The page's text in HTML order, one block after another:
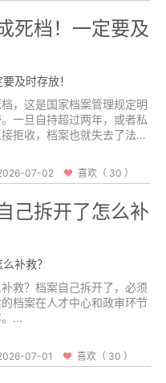
死档！一定要及
这是国家档案管理规定明
一旦自持超过两年，或者私
拒收，档案也就失去了法律
07-02 喜欢（ 30 ）
己拆开了怎么补
救？档案自己拆开了，必须
档案在人才中心和政审环节
...
07-01 喜欢（ 30 ）